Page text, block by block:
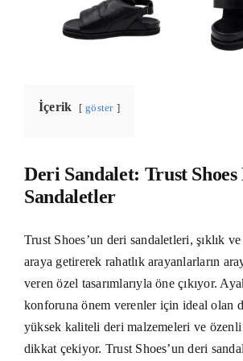
İçerik göster
Deri Sandalet: Trust
Sandaletler
Trust Shoes’un deri sandaletleri, şıklık ve
araya getirerek rahatlık arayanlarların
veren özel tasarımlarıyla öne çıkıyor.
konforuna önem verenler için ideal olan
yüksek kaliteli deri malzemeleri ve
dikkat çekiyor. Trust Shoes’un deri